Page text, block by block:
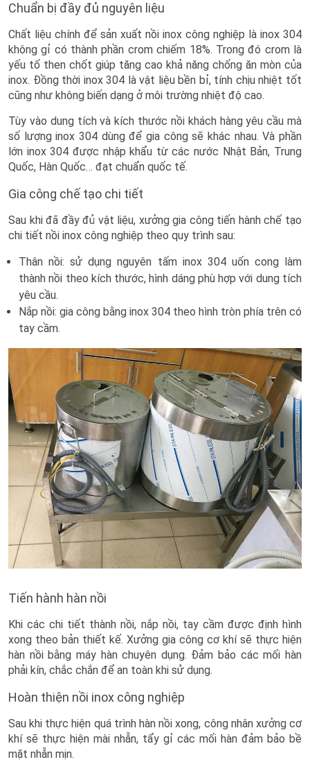
Chuẩn bị đầy đủ nguyên liệu
Chất liệu chính để sản xuất nồi inox công nghiệp là inox 304
không gỉ có thành phần crom chiếm 18%. Trong đó crom là
yếu tố then chốt giúp tăng cao khả năng chống ăn mòn của
inox. Đồng thời inox 304 là vật liệu bền bỉ, tính chịu nhiệt tốt
cũng như không biến dạng ở môi trường nhiệt độ cao.
Tùy vào dung tích và kích thước nồi khách hàng yêu cầu mà
số lượng inox 304 dùng để gia công sẽ khác nhau. Và phần
lớn inox 304 được nhập khẩu từ các nước Nhật Bản, Trung
Quốc, Hàn Quốc… đạt chuẩn quốc tế.
Gia công chế tạo chi tiết
Sau khi đã đầy đủ vật liệu, xưởng gia công tiến hành chế tạo
chi tiết nồi inox công nghiệp theo quy trình sau:
Thân nồi: sử dụng nguyên tấm inox 304 uốn cong làm
thành nồi theo kích thước, hình dáng phù hợp với dung tích
yêu cầu.
Nắp nồi: gia công bằng inox 304 theo hình tròn phía trên có
tay cầm.
Tiến hành hàn nồi
Khi các chi tiết thành nồi, nắp nồi, tay cầm được định hình
xong theo bản thiết kế. Xưởng gia công cơ khí sẽ thực hiện
hàn nồi bằng máy hàn chuyên dụng. Đảm bảo các mối hàn
phải kín, chắc chắn để an toàn khi sử dụng.
Hoàn thiện nồi inox công nghiệp
Sau khi thực hiện quá trình hàn nồi xong, công nhân xưởng cơ
khí sẽ thực hiện mài nhẵn, tẩy gỉ các mối hàn đảm bảo bề
mặt nhẵn mịn.